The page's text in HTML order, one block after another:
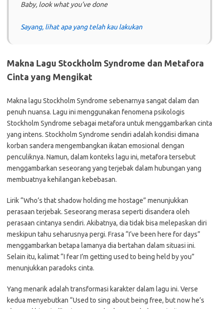
Baby, look what you’ve done
Sayang, lihat apa yang telah kau lakukan
Makna Lagu Stockholm Syndrome dan Metafora
Cinta yang Mengikat
Makna lagu Stockholm Syndrome sebenarnya sangat dalam dan
penuh nuansa. Lagu ini menggunakan fenomena psikologis
Stockholm Syndrome sebagai metafora untuk menggambarkan cinta
yang intens. Stockholm Syndrome sendiri adalah kondisi dimana
korban sandera mengembangkan ikatan emosional dengan
penculiknya. Namun, dalam konteks lagu ini, metafora tersebut
menggambarkan seseorang yang terjebak dalam hubungan yang
membuatnya kehilangan kebebasan.
Lirik “Who’s that shadow holding me hostage” menunjukkan
perasaan terjebak. Seseorang merasa seperti disandera oleh
perasaan cintanya sendiri. Akibatnya, dia tidak bisa melepaskan diri
meskipun tahu seharusnya pergi. Frasa “I’ve been here for days”
menggambarkan betapa lamanya dia bertahan dalam situasi ini.
Selain itu, kalimat “I fear I’m getting used to being held by you”
menunjukkan paradoks cinta.
Yang menarik adalah transformasi karakter dalam lagu ini. Verse
kedua menyebutkan “Used to sing about being free, but now he’s